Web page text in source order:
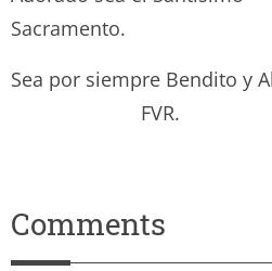
Sea por siempre
FVR.
Comments